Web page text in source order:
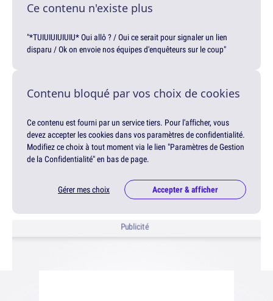
Ce contenu n'existe plus
"*TUIUIUIUIUIU* Oui allô ? / Oui ce serait pour signaler un lien
disparu / Ok on envoie nos équipes d'enquêteurs sur le coup"
Contenu bloqué par vos choix de cookies
Ce contenu est fourni par un service tiers. Pour l'afficher, vous
devez accepter les cookies dans vos paramètres de confidentialité.
Modifiez ce choix à tout moment via le lien "Paramètres de Gestion
de la Confidentialité" en bas de page.
Gérer mes choix Accepter & afficher
Publicité